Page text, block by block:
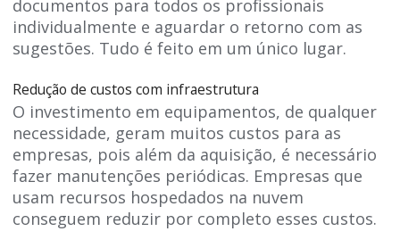
documentos para todos os profissionais
individualmente e aguardar o retorno com as
sugestões. Tudo é feito em um único lugar.
Redução de custos com infraestrutura
O investimento em equipamentos, de qualquer
necessidade, geram muitos custos para as
empresas, pois além da aquisição, é necessário
fazer manutenções periódicas. Empresas que
usam recursos hospedados na nuvem
conseguem reduzir por completo esses custos.